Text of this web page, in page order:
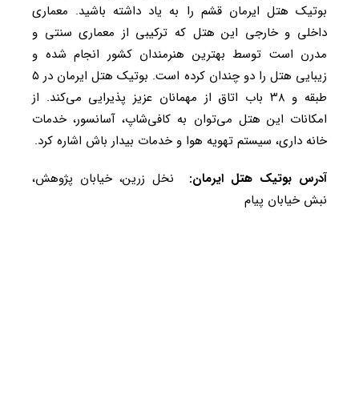
بوتیک هتل ایرمان قشم را به یاد داشته باشید. معماری
داخلی و خارجی این هتل که ترکیبی از معماری سنتی و
مدرن است توسط بهترین هنرمندان کشور انجام شده و
زیبایی هتل را دو چندان کرده است. بوتیک هتل ایرمان در ۵
طبقه و ۳۸ باب اتاق از مهمانان عزیز پذیرایی می‌کند. از
امکانات این هتل می‌توان به کافی‌شاپ، آسانسور، خدمات
خانه داری، سیستم تهویه هوا و خدمات بیدار باش اشاره کرد.
آدرس بوتیک هتل ایرمان: نخل زرین، خیابان پژوهش،
نبش خیابان پیام